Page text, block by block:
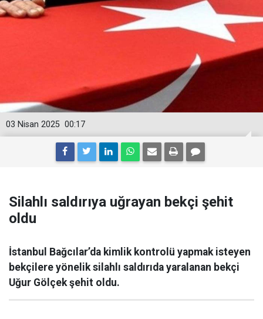
00:17
03 Nisan 2025
Silahlı saldırıya uğrayan bekçi şehit
oldu
İstanbul Bağcılar’da kimlik kontrolü yapmak isteyen
bekçilere yönelik silahlı saldırıda yaralanan bekçi
Uğur Gölçek şehit oldu.